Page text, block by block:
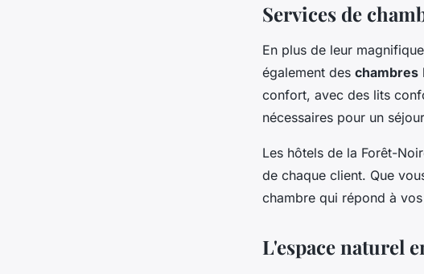
Services de
En plus de leur
également des chambres
confort, avec des lits
nécessaires pour un
Les hôtels de la Forêt-
de chaque client. Que
chambre qui répond à
L'espace naturel